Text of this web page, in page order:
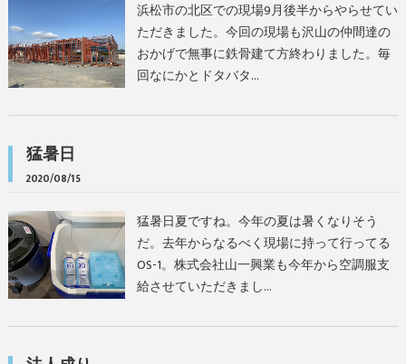
浜松市の北区での現場9月後半からやらせてい
ただきました。今回の現場も沢山の仲間達の
おかげで無事に鉄骨建て方終わりました。毎
回なにかとドタバタ…
猛暑日
2020/08/15
猛暑日夏ですね。今年の夏は暑くなりそう
だ。去年からなるべく現場に持って行ってる
OS-1。株式会社山一興業も今年から空調服支
給させていただきまし…